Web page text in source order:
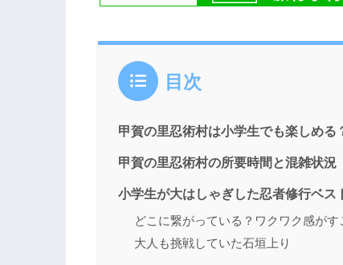
目次
甲賀の里忍術村は小学生でも楽しめる
甲賀の里忍術村の所要時間と混雑状況
小学生が大はしゃぎした忍者修行ベス
どこに繋がっている？ワクワク感がす
大人も挑戦していた石垣上り